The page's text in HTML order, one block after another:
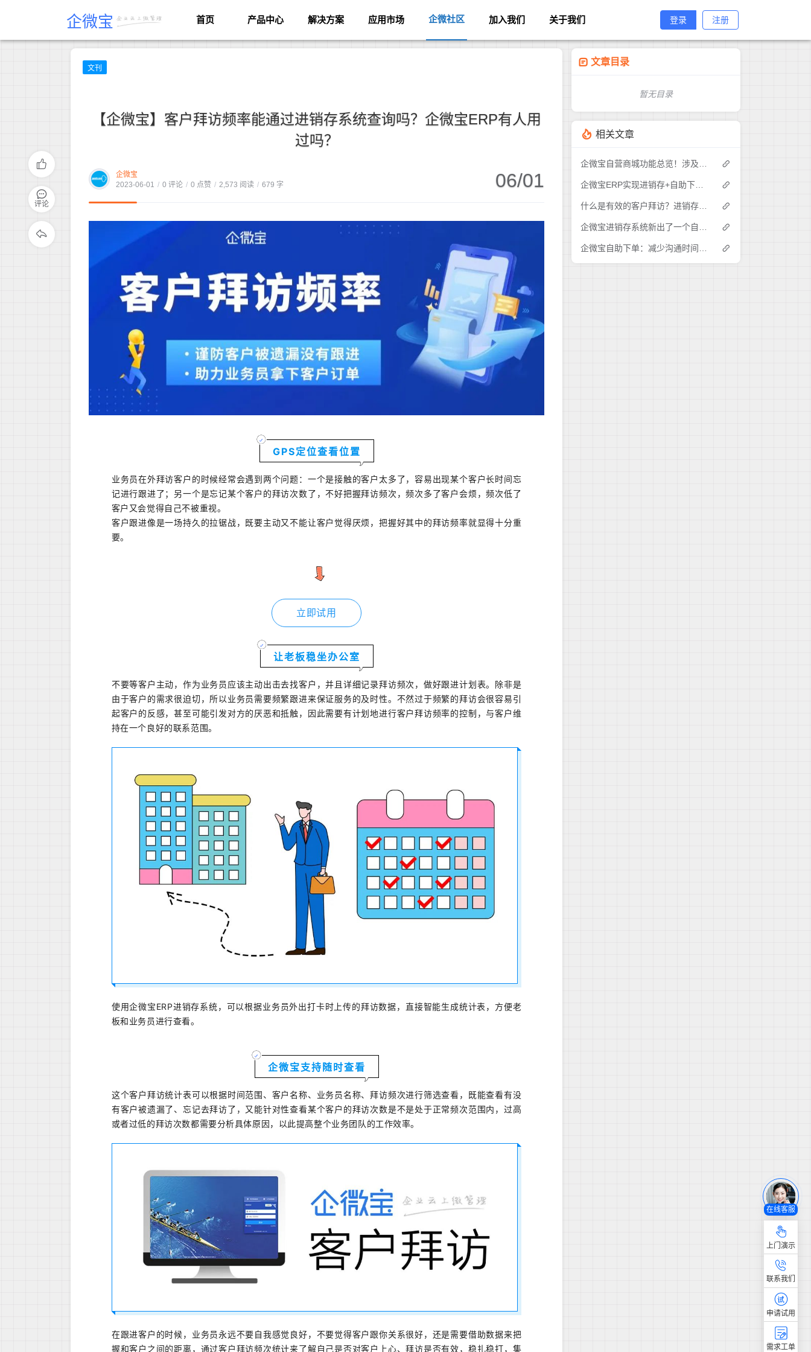
企微宝 首页 产品中心 解决方案 应用市场 企微社区 加入我们 关于我们 登录 注册
文刊
【企微宝】客户拜访频率能通过进销存系统查询吗？企微宝ERP有人用
过吗？
企微宝
2023-06-01 / 0 评论 / 0 点赞 / 2,573 阅读 / 679 字 06/01
GPS定位查看位置
业务员在外拜访客户的时候经常会遇到两个问题：一个是接触的客户太多了，容易出现某个客户长时间忘
记进行跟进了；另一个是忘记某个客户的拜访次数了，不好把握拜访频次，频次多了客户会烦，频次低了
客户又会觉得自己不被重视。
客户跟进像是一场持久的拉锯战，既要主动又不能让客户觉得厌烦，把握好其中的拜访频率就显得十分重
要。
立即试用
让老板稳坐办公室
不要等客户主动，作为业务员应该主动出击去找客户，并且详细记录拜访频次，做好跟进计划表。除非是
由于客户的需求很迫切，所以业务员需要频繁跟进来保证服务的及时性。不然过于频繁的拜访会很容易引
起客户的反感，甚至可能引发对方的厌恶和抵触，因此需要有计划地进行客户拜访频率的控制，与客户维
持在一个良好的联系范围。
使用企微宝ERP进销存系统，可以根据业务员外出打卡时上传的拜访数据，直接智能生成统计表，方便老
板和业务员进行查看。
企微宝支持随时查看
这个客户拜访统计表可以根据时间范围、客户名称、业务员名称、拜访频次进行筛选查看，既能查看有没
有客户被遗漏了、忘记去拜访了，又能针对性查看某个客户的拜访次数是不是处于正常频次范围内，过高
或者过低的拜访次数都需要分析具体原因，以此提高整个业务团队的工作效率。
在跟进客户的时候，业务员永远不要自我感觉良好，不要觉得客户跟你关系很好，还是需要借助数据来把
握和客户之间的距离，通过客户拜访频次统计来了解自己是否对客户上心、拜访是否有效，稳扎稳打，集
评论
文章目录
暂无目录
相关文章
在线客服
上门演示
联系我们
申请试用
需求工单